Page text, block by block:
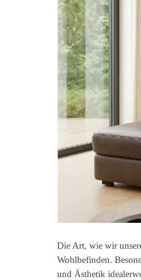
Die Art, wie wir
Wohlbefinden.
und Ästhetik